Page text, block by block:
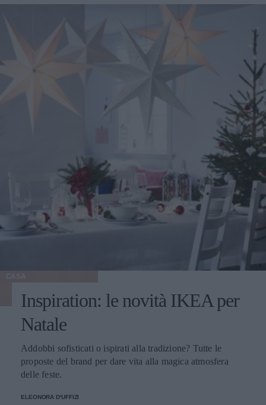
Inspiration: le novità IKEA per
Natale
Addobbi sofisticati o ispirati alla tradizione? Tutte le
proposte del brand per dare vita alla magica atmosfera
delle feste.
ELEONORA D'UFFIZI